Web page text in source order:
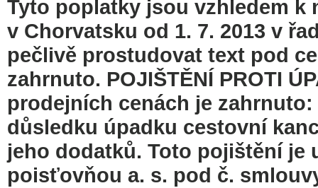
Tyto poplatky jsou vzhledem k
v Chorvatsku od 1. 7. 2013 v
pečlivě prostudovat text pod
zahrnuto. POJIŠTĚNÍ PROTI
prodejních cenách je
důsledku úpadku cestovní
jeho dodatků. Toto pojištění je
poisťovňou a. s. pod č.